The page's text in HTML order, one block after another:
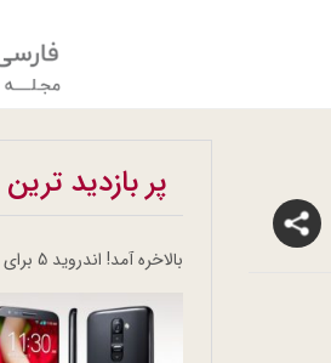
پر بازدید ترین
بالاخره آمد! اندروید 5 برای ال‌جی G3